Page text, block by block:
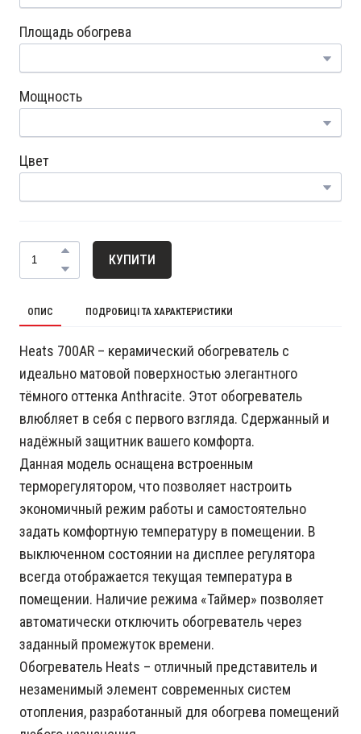
Площадь обогрева
Мощность
Цвет
КУПИТИ
ОПИС ПОДРОБИЦІ ТА ХАРАКТЕРИСТИКИ
Heats 700AR – керамический обогреватель с
идеально матовой поверхностью элегантного
тёмного оттенка Anthracite. Этот обогреватель
влюбляет в себя с первого взгляда. Сдержанный и
надёжный защитник вашего комфорта.
Данная модель оснащена встроенным
терморегулятором, что позволяет настроить
экономичный режим работы и самостоятельно
задать комфортную температуру в помещении. В
выключенном состоянии на дисплее регулятора
всегда отображается текущая температура в
помещении. Наличие режима «Таймер» позволяет
автоматически отключить обогреватель через
заданный промежуток времени.
Обогреватель Heats – отличный представитель и
незаменимый элемент современных систем
отопления, разработанный для обогрева помещений